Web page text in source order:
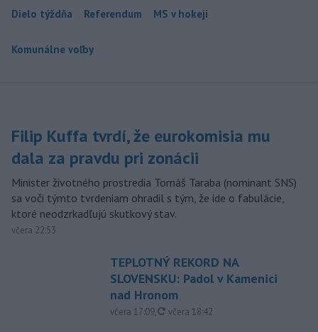
Dielo týždňa Referendum MS v hokeji
Komunálne voľby
Filip Kuffa tvrdí, že eurokomisia mu
dala za pravdu pri zonácii
Minister životného prostredia Tomáš Taraba (nominant SNS)
sa voči týmto tvrdeniam ohradil s tým, že ide o fabulácie,
ktoré neodzrkadľujú skutkový stav.
včera 22:53
TEPLOTNÝ REKORD NA
SLOVENSKU: Padol v Kamenici
nad Hronom
včera 17:09, aktualizované
včera 18:42